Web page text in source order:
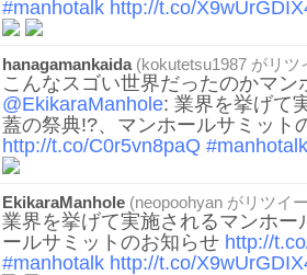
#manhotalk http://t.co/
hanagamankaida(kokutetsu1987 がリツ
こんなスゴい世界だったのかマン
@EkikaraManhole: 業界を挙げて
蓋の祭典!?、マンホールサミット
http://t.co/C0r5vn8paQ #manhotalk
EkikaraManhole (neopoohyan がリツイ
業界を挙げて実施されるマンホー
ールサミットのお知らせ http://
#manhotalk http://t.co/